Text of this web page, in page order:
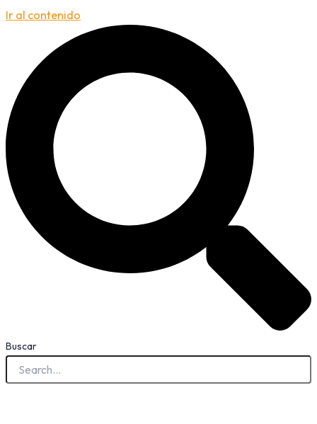
Ir al contenido
Buscar